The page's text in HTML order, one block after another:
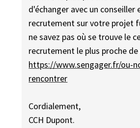
d'échanger avec un conseiller
recrutement sur votre projet
ne savez pas où se trouve le
recrutement le plus proche de
https://www.sengager.fr/ou-
rencontrer
Cordialement,
CCH Dupont.